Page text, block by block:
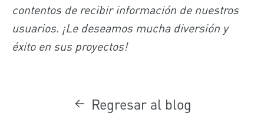
contentos de recibir información de nuestros
usuarios. ¡Le deseamos mucha diversión y
éxito en sus proyectos!
Regresar al blog